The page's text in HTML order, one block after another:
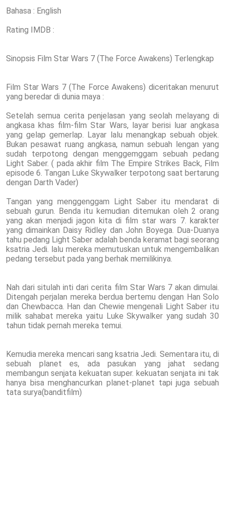
Bahasa : English
Rating IMDB :
Sinopsis Film Star Wars 7 (The Force Awakens) Terlengkap
Film Star Wars 7 (The Force Awakens) diceritakan menurut
yang beredar di dunia maya :
Setelah semua cerita penjelasan yang seolah melayang di
angkasa khas film-film Star Wars, layar berisi luar angkasa
yang gelap gemerlap. Layar lalu menangkap sebuah objek.
Bukan pesawat ruang angkasa, namun sebuah lengan yang
sudah terpotong dengan menggemggam sebuah pedang
Light Saber. ( pada akhir film The Empire Strikes Back, Film
episode 6. Tangan Luke Skywalker terpotong saat bertarung
dengan Darth Vader)
Tangan yang menggenggam Light Saber itu mendarat di
sebuah gurun. Benda itu kemudian ditemukan oleh 2 orang
yang akan menjadi jagon kita di film star wars 7. karakter
yang dimainkan Daisy Ridley dan John Boyega. Dua-Duanya
tahu pedang Light Saber adalah benda keramat bagi seorang
ksatria Jedi. lalu mereka memutuskan untuk mengembalikan
pedang tersebut pada yang berhak memilikinya.
Nah dari situlah inti dari cerita film Star Wars 7 akan dimulai.
Ditengah perjalan mereka berdua bertemu dengan Han Solo
dan Chewbacca. Han dan Chewie mengenali Light Saber itu
milik sahabat mereka yaitu Luke Skywalker yang sudah 30
tahun tidak pernah mereka temui.
Kemudia mereka mencari sang ksatria Jedi. Sementara itu, di
sebuah planet es, ada pasukan yang jahat sedang
membangun senjata kekuatan super. kekuatan senjata ini tak
hanya bisa menghancurkan planet-planet tapi juga sebuah
tata surya(banditfilm)